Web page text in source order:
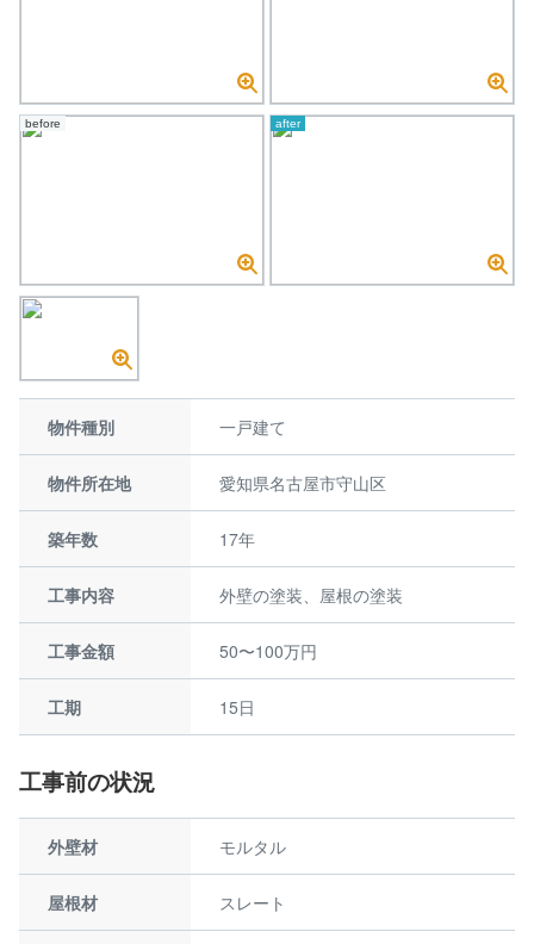
before after
物件種別 一戸建て
物件所在地 愛知県名古屋市守山区
築年数 17年
工事内容 外壁の塗装、屋根の塗装
工事金額 50〜100万円
工期 15日
工事前の状況
外壁材 モルタル
屋根材 スレート